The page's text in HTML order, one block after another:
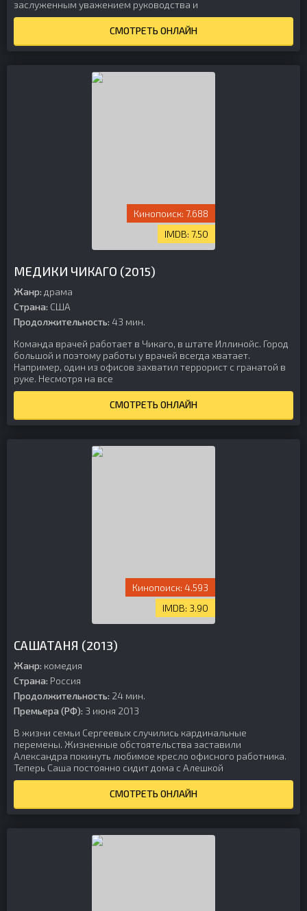
заслуженным уважением руководства и
СМОТРЕТЬ ОНЛАЙН
7.688
7.50
МЕДИКИ ЧИКАГО (2015)
Жанр: драма
Страна: США
Продолжительность: 43 мин.
Команда врачей работает в Чикаго, в штате Иллинойс. Город
большой и поэтому работы у врачей всегда хватает.
Например, один из офисов захватил террорист с гранатой в
руке. Несмотря на все
СМОТРЕТЬ ОНЛАЙН
4.593
3.90
САШАТАНЯ (2013)
Жанр: комедия
Страна: Россия
Продолжительность: 24 мин.
Премьера (РФ): 3 июня 2013
В жизни семьи Сергеевых случились кардинальные
перемены. Жизненные обстоятельства заставили
Александра покинуть любимое кресло офисного работника.
Теперь Саша постоянно сидит дома с Алешкой
СМОТРЕТЬ ОНЛАЙН